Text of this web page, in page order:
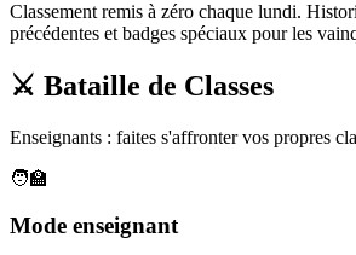
Classement remis à zéro chaque lundi.
précédentes et badges spéciaux pour les
⚔️ Bataille de Classes
Enseignants : faites s'affronter vos propres
🧑‍🏫
Mode enseignant